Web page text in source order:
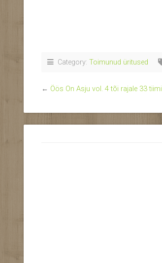
Category: Toimunud üritused
← Öös On Asju vol. 4 tõi rajale 33 tiimi